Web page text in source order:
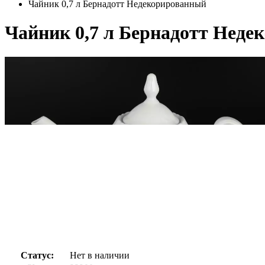
Чайник 0,7 л Бернадотт Недекорированный
Чайник 0,7 л Бернадотт
Статус:
Нет в наличии